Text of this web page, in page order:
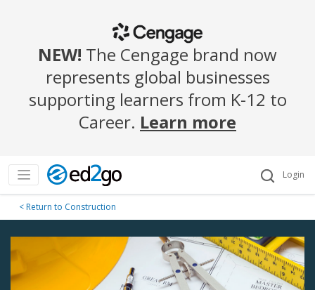
NEW! The Cengage brand now
represents global businesses
supporting learners from K-12 to
Career. Learn more
Login
< Return to Construction